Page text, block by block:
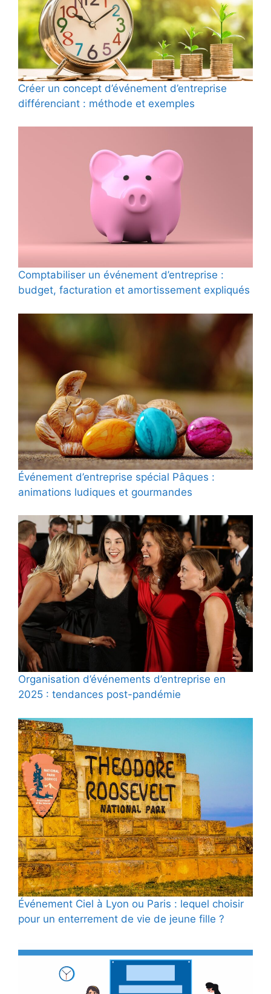
Créer un concept d’événement d’entreprise
différenciant : méthode et exemples
Comptabiliser un événement d’entreprise :
budget, facturation et amortissement expliqués
Événement d’entreprise spécial Pâques :
animations ludiques et gourmandes
Organisation d’événements d’entreprise en
2025 : tendances post-pandémie
Événement Ciel à Lyon ou Paris : lequel choisir
pour un enterrement de vie de jeune fille ?